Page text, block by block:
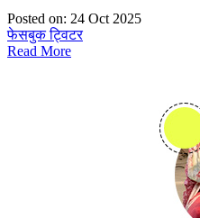
Posted on: 24 Oct 2025
फेसबुकट्विटर
Read More